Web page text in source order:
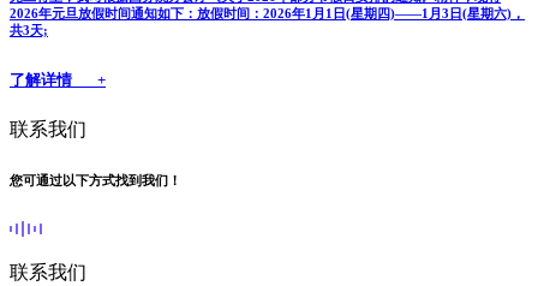
2026年元旦放假时间通知如下：放假时间：2026年1月1日(星期四)——1月3日(星期六)，
共3天;
了解详情 +
联系我们
您可通过以下方式找到我们！
联系我们